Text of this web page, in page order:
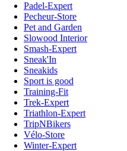
Padel-Expert
Pecheur-Store
Pet and Garden
Slowood Interior
Smash-Expert
Sneak'In
Sneakids
Sport is good
Training-Fit
Trek-Expert
Triathlon-Expert
TripNBikers
Vélo-Store
Winter-Expert